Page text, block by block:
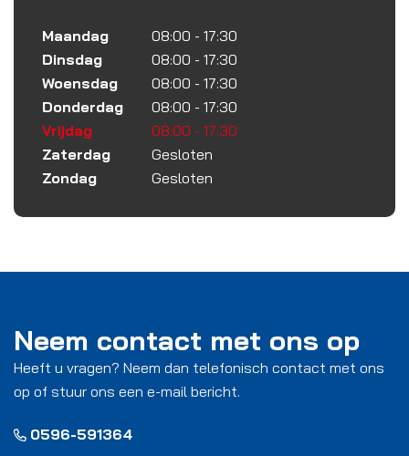
Maandag
08:00 - 17:30
Dinsdag
08:00 - 17:30
Woensdag
08:00 - 17:30
Donderdag
08:00 - 17:30
Vrijdag
08:00 - 17:30
Zaterdag
Gesloten
Zondag
Gesloten
Neem contact met ons op
Heeft u vragen? Neem dan telefonisch contact met ons
op of stuur ons een e-mail bericht.
0596-591364